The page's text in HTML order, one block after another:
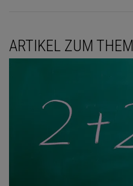
ARTIKEL ZUM